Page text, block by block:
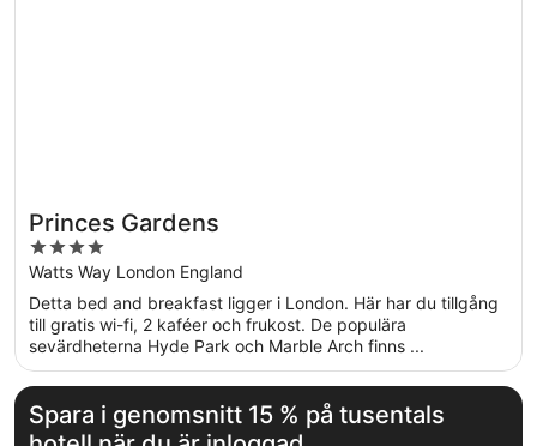
Princes Gardens
4
out
of
5
Watts Way London England
Detta bed and breakfast ligger i London. Här har du tillgång
till gratis wi-fi, 2 kaféer och frukost. De populära
sevärdheterna Hyde Park och Marble Arch finns ...
Spara i genomsnitt 15 % på tusentals